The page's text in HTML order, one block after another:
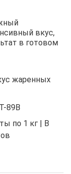
вкус,
в готовом
жаренных
89B
по 1 кг | В